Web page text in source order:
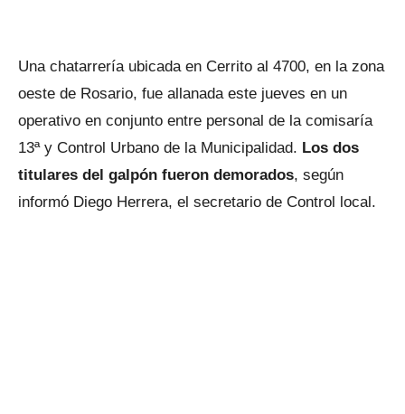
Una chatarrería ubicada en Cerrito al 4700, en la zona
oeste de Rosario, fue allanada este jueves en un
operativo en conjunto entre personal de la comisaría
13ª y Control Urbano de la Municipalidad. Los dos
titulares del galpón fueron demorados, según
informó Diego Herrera, el secretario de Control local.